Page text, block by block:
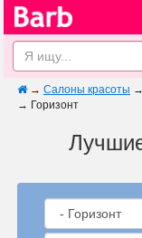
→ Салоны красоты →
→ Горизонт